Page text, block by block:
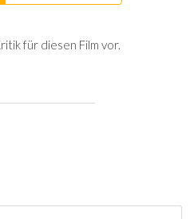
für diesen Film vor.